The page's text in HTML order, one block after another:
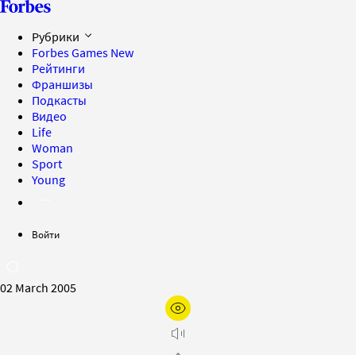
Рубрики
Forbes Games New
Рейтинги
Франшизы
Подкасты
Видео
Life
Woman
Sport
Young
Войти
02 March 2005